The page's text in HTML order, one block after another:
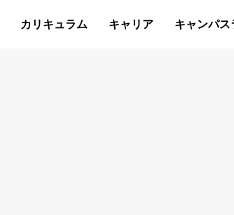
カリキュラム キャリア キャンパス